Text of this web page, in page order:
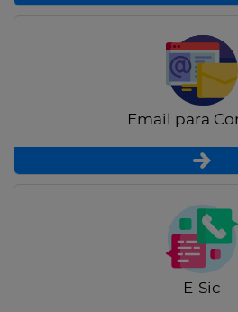
Email para
E-Sic